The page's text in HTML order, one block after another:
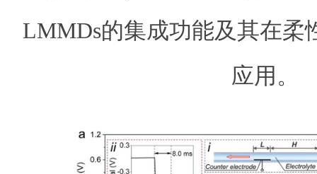
LMMDs的集成功能及其在柔
应用。